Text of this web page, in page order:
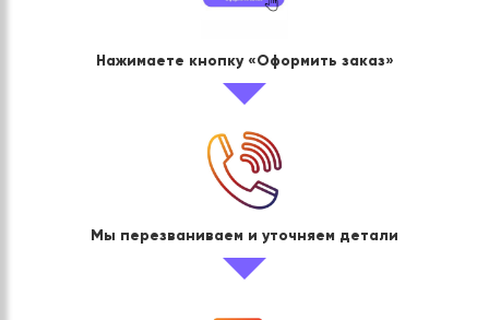
Нажимаете кнопку «Оформить заказ»
Мы перезваниваем и уточняем детали